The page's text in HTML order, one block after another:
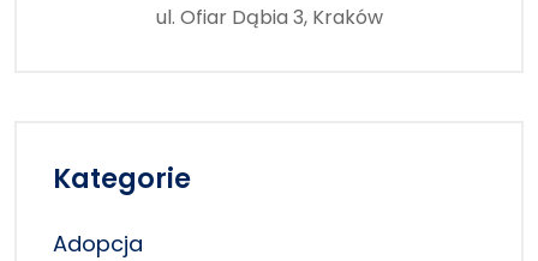
ul. Ofiar Dąbia 3, Kraków
Kategorie
Adopcja